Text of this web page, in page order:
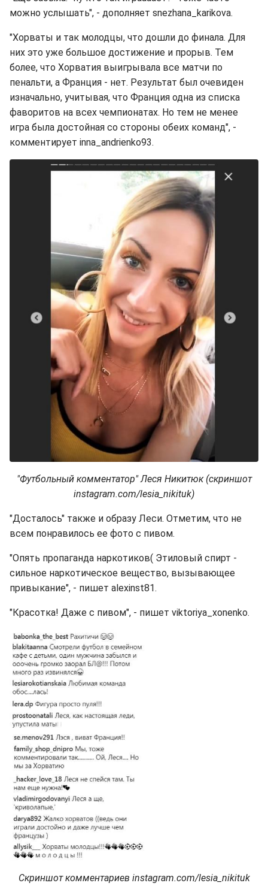
можно услышать", - дополняет snezhana_karikova.
"Хорваты и так молодцы, что дошли до финала. Для
них это уже большое достижение и прорыв. Тем
более, что Хорватия выигрывала все матчи по
пенальти, а Франция - нет. Результат был очевиден
изначально, учитывая, что Франция одна из списка
фаворитов на всех чемпионатах. Но тем не менее
игра была достойная со стороны обеих команд", -
комментирует inna_andrienko93.
"Футбольный комментатор" Леся Никитюк (скриншот
instagram.com/lesia_nikituk)
"Досталось" также и образу Леси. Отметим, что не
всем понравилось ее фото с пивом.
"Опять пропаганда наркотиков( Этиловый спирт -
сильное наркотическое вещество, вызывающее
привыкание", - пишет alexinst81.
"Красотка! Даже с пивом", - пишет viktoriya_xonenko.
Скриншот комментариев instagram.com/lesia_nikituk